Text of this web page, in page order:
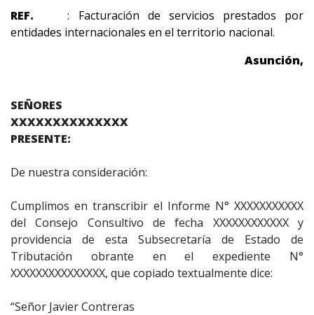
REF.
: Facturación de servicios prestados por
entidades internacionales en el territorio nacional.
Asunción,
SEÑORES
XXXXXXXXXXXXXX
PRESENTE:
De nuestra consideración:
Cumplimos en transcribir el Informe N° XXXXXXXXXXX
del Consejo Consultivo de fecha XXXXXXXXXXXX y
providencia de esta Subsecretaría de Estado de
Tributación obrante en el expediente N°
XXXXXXXXXXXXXXX, que copiado textualmente dice:
“Señor Javier Contreras